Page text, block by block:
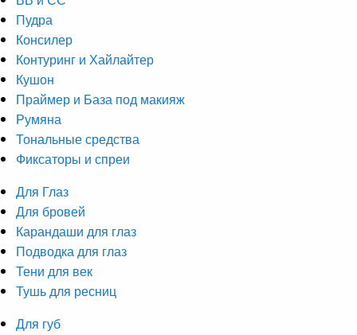
Пудра
Консилер
Контуринг и Хайлайтер
Кушон
Праймер и База под макияж
Румяна
Тональные средства
Фиксаторы и спреи
Для Глаз
Для бровей
Карандаши для глаз
Подводка для глаз
Тени для век
Тушь для ресниц
Для губ